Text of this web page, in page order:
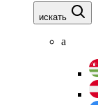
искать
а